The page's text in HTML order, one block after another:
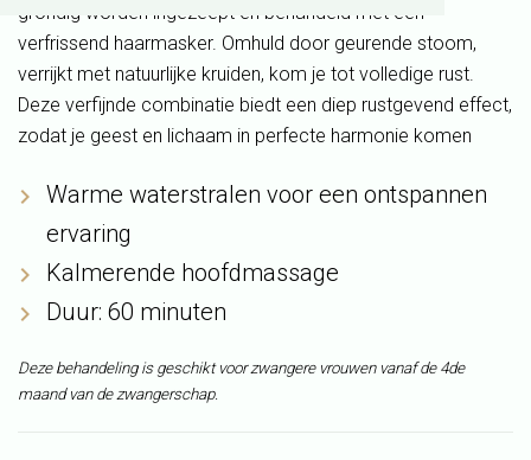
grondig worden ingezeept en behandeld met een
verfrissend haarmasker. Omhuld door geurende stoom,
verrijkt met natuurlijke kruiden, kom je tot volledige rust.
Deze verfijnde combinatie biedt een diep rustgevend effect,
zodat je geest en lichaam in perfecte harmonie komen
Warme waterstralen voor een ontspannen
ervaring
Kalmerende hoofdmassage
Duur: 60 minuten
Deze behandeling is geschikt voor zwangere vrouwen vanaf de 4de
maand van de zwangerschap.